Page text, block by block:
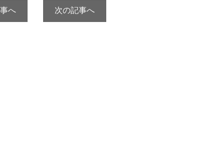
へ 次の記事へ